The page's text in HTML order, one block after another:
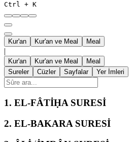
Ctrl + K
Kur'an Kur'an ve Meal Meal
|
Kur'an Kur'an ve Meal
Meal
Sureler
Cüzler Sayfalar Yer İmleri
1. EL-FÂTİḤA SURESİ
2. EL-BAKARA SURESİ